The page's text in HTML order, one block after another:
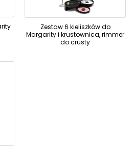
Zestaw 6 kieliszków do
Margarity i krustownica, rimmer
do crusty